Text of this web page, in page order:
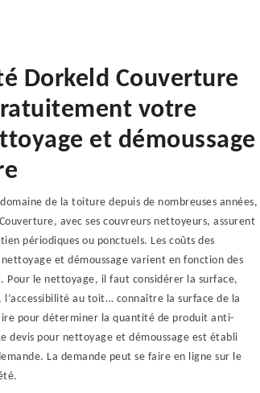
Dorkeld Couverture
votre
et démoussage
de la toiture depuis de nombreuses années,
avec ses couvreurs nettoyeurs, assurent
périodiques ou ponctuels. Les coûts des
et démoussage varient en fonction des
Pour le nettoyage, il faut considérer la surface,
au toit… connaître la surface de la
pour déterminer la quantité de produit anti-
devis pour nettoyage et démoussage est établi
La demande peut se faire en ligne sur le